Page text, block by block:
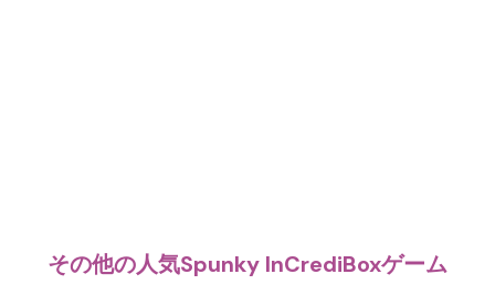
その他の人気Spunky InCrediBoxゲーム